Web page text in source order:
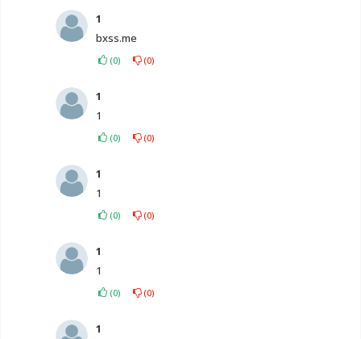
1
bxss.me
(0) (0)
1
1
(0) (0)
1
1
(0) (0)
1
1
(0) (0)
1